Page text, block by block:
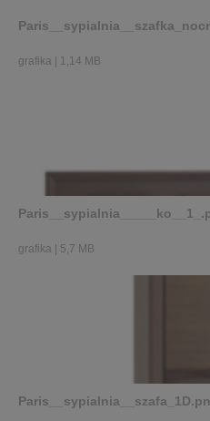
grafika 1,14 MB
grafika 5,7 MB